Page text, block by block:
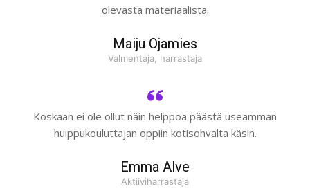
olevasta materiaalista.
Maiju Ojamies
Valmentaja, harrastaja
Koskaan ei ole ollut näin helppoa päästä useamman
huippukouluttajan oppiin kotisohvalta käsin.
Emma Alve
Aktiiviharrastaja